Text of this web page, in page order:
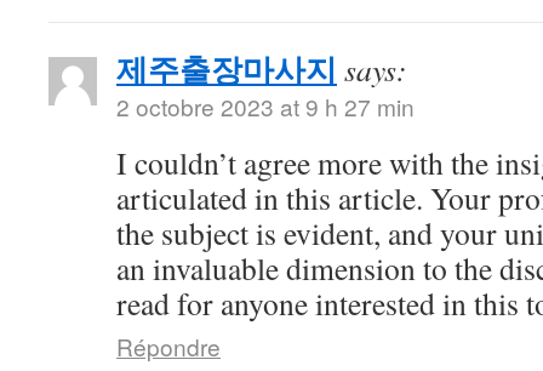
제주출장마사지 says:
2 octobre 2023 at 9 h 27 min
I couldn’t agree more with the
articulated in this article. Your
the subject is evident, and your
an invaluable dimension to the
read for anyone interested in this
Répondre